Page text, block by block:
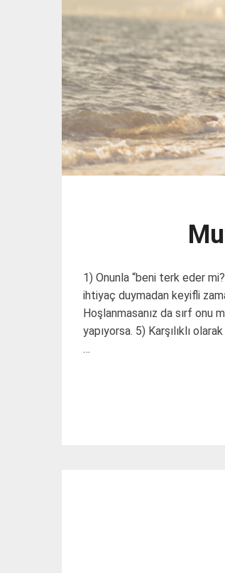
1) Onunla “beni terk eder
ihtiyaç duymadan keyifli
Hoşlanmasanız da sırf onu
yapıyorsa. 5) Karşılıklı
…